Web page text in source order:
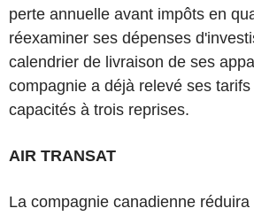
perte annuelle avant impôts en
réexaminer ses dépenses
calendrier de livraison de ses
compagnie a déjà relevé ses
capacités à trois reprises.
AIR TRANSAT
La compagnie canadienne